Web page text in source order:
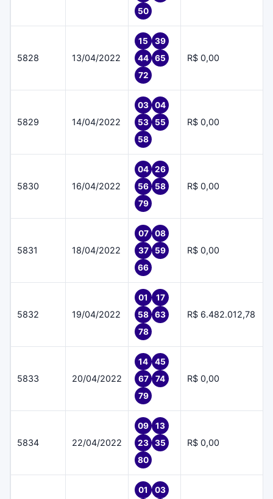
50
5828 13/04/2022
15
39
44
65
72
R$ 0,00
5829 14/04/2022
03
04
53
55
58
R$ 0,00
5830 16/04/2022
04
26
56
58
79
R$ 0,00
5831 18/04/2022
07
08
37
59
66
R$ 0,00
5832 19/04/2022
01
17
58
63
78
R$ 6.482.012,78
5833 20/04/2022
14
45
67
74
79
R$ 0,00
5834 22/04/2022
09
13
23
35
80
R$ 0,00
01 03